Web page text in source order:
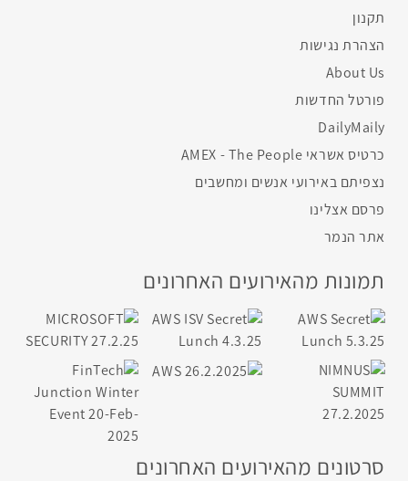
תקנון
הצהרת נגישות
About Us
פורטל החדשות
DailyMaily
כרטיס אשראי AMEX - The People
נצפיתם באירועי אנשים ומחשבים
פרסם אצלינו
אתר הנמר
תמונות מהאירועים האחרונים
סרטונים מהאירועים האחרונים